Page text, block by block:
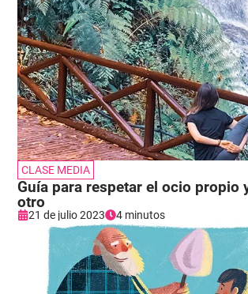
CLASE MEDIA
Guía para respetar el ocio propio
otro
21 de julio 2023 4 minutos